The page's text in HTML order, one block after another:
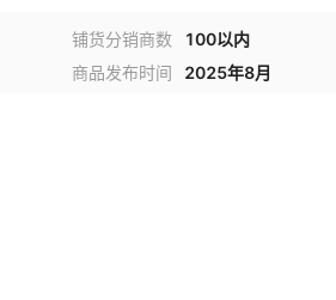
铺货分销商数
100以内
商品发布时间 2025年8月